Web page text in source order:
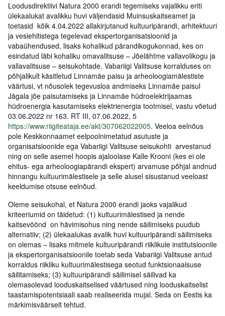
Loodusdirektiivi Natura 2000 erandi tegemiseks vajalikku eriti
ülekaalukat avalikku huvi väljendasid Muinsuskaitseamet ja
toetasid kõik 4.04.2022 allakirjutanud kultuuripärandi, arhitektuuri
ja vesiehitistega tegelevad ekspertorganisatsioonid ja
vabaühendused, lisaks kohalikud pärandikogukonnad, kes on
esindatud läbi kohaliku omavalitsuse – Jõelähtme vallavolikogu ja
vallavalitsuse – seisukohtade. Vabariigi Valitsuse korralduses on
põhjalikult käsitletud Linnamäe paisu ja arheoloogiamälestiste
väärtusi, vt nõusolek tegevusloa andmiseks Linnamäe paisul
Jägala jõe paisutamiseks ja Linnamäe hüdroelektrijaamas
hüdroenergia kasutamiseks elektrienergia tootmisel, vastu võetud
03.06.2022 nr 163. RT III, 07.06.2022, 5
https://www.riigiteataja.ee/akt/307062022005. Veeloa eelnõus
pole Keskkonnaamet eelpoolnimetatud asutuste ja
organisatsioonide ega Vabariigi Valitsuse seisukohti arvestanud
ning on selle asemel hoopis ajaloolase Kalle Krooni (kes ei ole
ehitus- ega arheoloogiapärandi ekspert) arvamuse põhjal andnud
hinnangu kultuurimälestisele ja selle alusel sisustanud veeloast
keeldumise otsuse eelnõud.
Oleme seisukohal, et Natura 2000 erandi jaoks vajalikud
kriteeriumid on täidetud: (1) kultuurimälestised ja nende
kaitsevöönd on hävimisohus ning nende säilimiseks puudub
alternatiiv; (2) ülekaalukas avalik huvi kultuuripärandi säilimiseks
on olemas – lisaks mitmele kultuuripärandi riiklikule institutsioonile
ja ekspertorganisatsioonile toetab seda Vabariigi Valitsuse antud
korraldus riikliku kultuurimälestisega seotud funktsionaalsuse
säilitamiseks; (3) kultuuripärandi säilimisel säilivad ka
olemasolevad looduskaitselised väärtused ning looduskaitselist
taastamispotentsiaali saab realiseerida mujal. Seda on Eestis ka
märkimisväärselt tehtud.